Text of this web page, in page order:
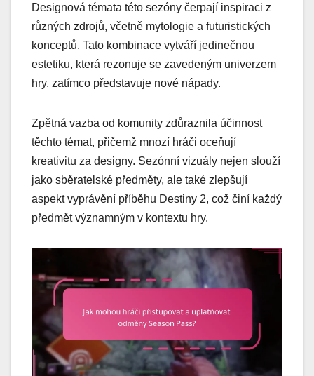
Designová témata této sezóny čerpají inspiraci z
různých zdrojů, včetně mytologie a futuristických
konceptů. Tato kombinace vytváří jedinečnou
estetiku, která rezonuje se zavedeným univerzem
hry, zatímco představuje nové nápady.
Zpětná vazba od komunity zdůraznila účinnost
těchto témat, přičemž mnozí hráči oceňují
kreativitu za designy. Sezónní vizuály nejen slouží
jako sběratelské předměty, ale také zlepšují
aspekt vyprávění příběhu Destiny 2, což činí každý
předmět významným v kontextu hry.